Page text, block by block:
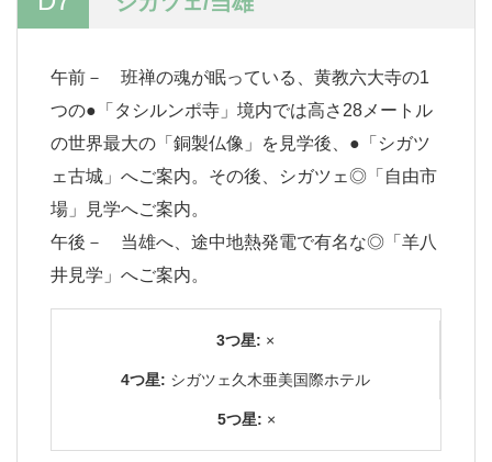
午前－ 班禅の魂が眠っている、黄教六大寺の1
つの●「タシルンポ寺」境内では高さ28メートル
の世界最大の「銅製仏像」を見学後、●「シガツ
ェ古城」へご案内。その後、シガツェ◎「自由市
場」見学へご案内。
午後－ 当雄へ、途中地熱発電で有名な◎「羊八
井見学」へご案内。
3つ星: ×
4つ星: シガツェ久木亜美国際ホテル
5つ星: ×